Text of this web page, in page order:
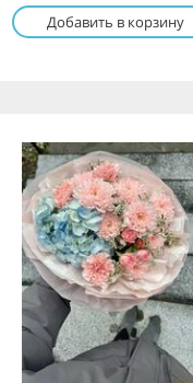
Добавить в корзину